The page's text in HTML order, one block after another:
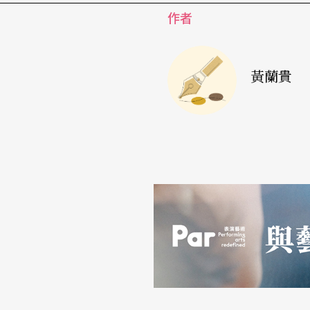
眾或外地觀眾都對場館營運具有不能忽視的重
作者
黃蘭貴